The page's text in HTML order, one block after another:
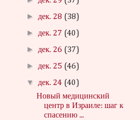
► дек. 28 (38)
► дек. 27 (40)
► дек. 26 (37)
► дек. 25 (46)
▼ дек. 24 (40)
Новый медицинский
центр в Израиле: шаг к
спасению ...